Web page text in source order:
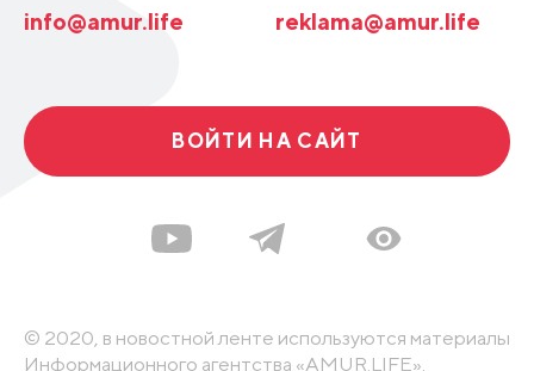
info@amur.life reklama@amur.life
ВОЙТИ НА САЙТ
© 2020, в новостной ленте используются материалы
Информационного агентства «AMUR.LIFE».